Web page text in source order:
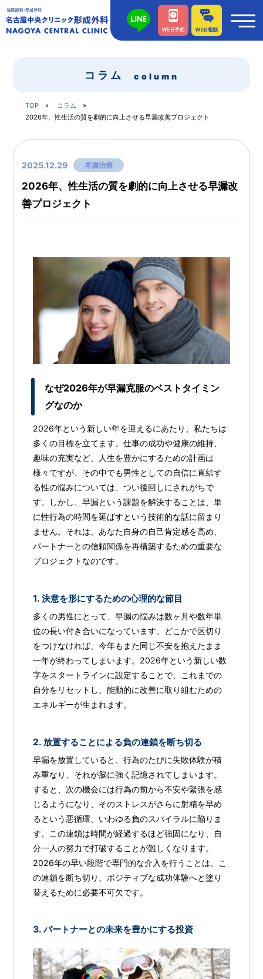
コラム column
TOP
コラム
2026年、性生活の質を劇的に向上させる早漏改善プロジェクト
2025.12.29 早漏治療
2026年、性生活の質を劇的に向上させる早漏改
善プロジェクト
なぜ2026年が早漏克服のベストタイミン
グなのか
2026年という新しい年を迎えるにあたり、私たちは
多くの目標を立てます。仕事の成功や健康の維持、
趣味の充実など、人生を豊かにするための計画は
様々ですが、その中でも男性としての自信に直結す
る性の悩みについては、つい後回しにされがちで
す。しかし、早漏という課題を解決することは、単
に性行為の時間を延ばすという技術的な話に留まり
ません。それは、あなた自身の自己肯定感を高め、
パートナーとの信頼関係を再構築するための重要な
プロジェクトなのです。
1. 決意を形にするための心理的な節目
多くの男性にとって、早漏の悩みは数ヶ月や数年単
位の長い付き合いになっています。どこかで区切り
をつけなければ、今年もまた同じ不安を抱えたまま
一年が終わってしまいます。2026年という新しい数
字をスタートラインに設定することで、これまでの
自分をリセットし、能動的に改善に取り組むための
エネルギーが生まれます。
2. 放置することによる負の連鎖を断ち切る
早漏を放置していると、行為のたびに失敗体験が積
み重なり、それが脳に強く記憶されてしまいます。
すると、次の機会には行為の前から不安や緊張を感
じるようになり、そのストレスがさらに射精を早め
るという悪循環、いわゆる負のスパイラルに陥りま
す。この連鎖は時間が経過するほど強固になり、自
分一人の努力で打破することが難しくなります。
2026年の早い段階で専門的な介入を行うことは、こ
の連鎖を断ち切り、ポジティブな成功体験へと塗り
替えるために必要不可欠です。
3. パートナーとの未来を豊かにする投資